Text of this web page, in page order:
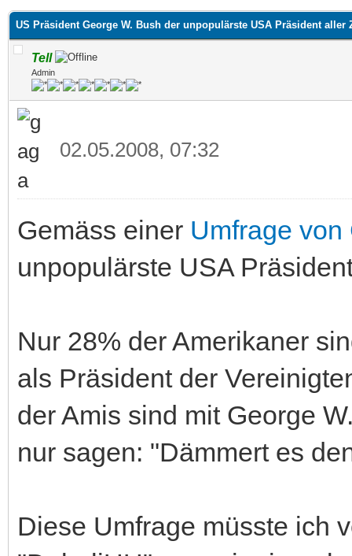
US Präsident George W. Bush der unpopulärste USA Präsident aller
Tell
Admin
02.05.2008, 07:32
Gemäss einer Umfrage von
unpopulärste USA
Nur 28% der Amerikaner
als Präsident der
der Amis sind mit George
nur sagen: "Dämmert es
Diese Umfrage müsste ich